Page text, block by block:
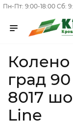
Пн-Пт: 9:00-18:00 Сб:
град
8017
Line